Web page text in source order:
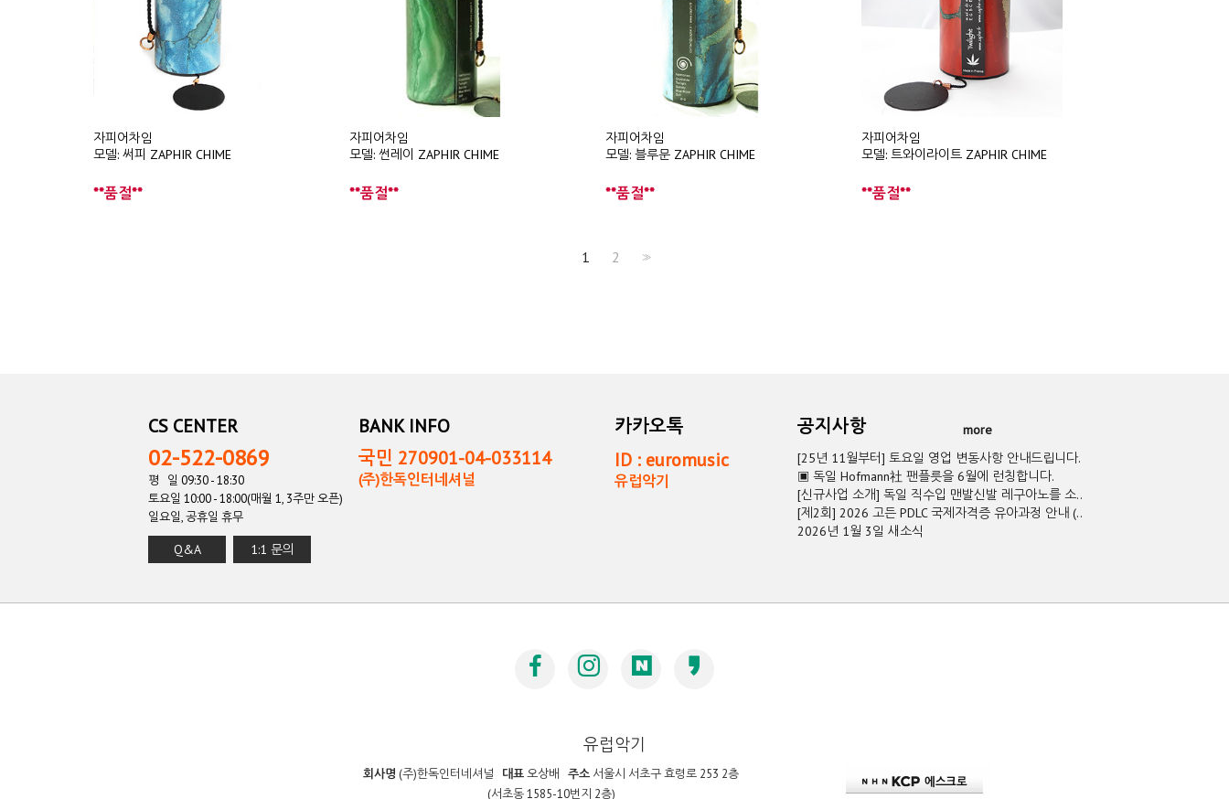
자피어차임
모델: 써피 ZAPHIR CHIME
**품절**
자피어차임
모델: 썬레이 ZAPHIR CHIME
**품절**
자피어차임
모델: 블루문 ZAPHIR CHIME
**품절**
자피어차임
모델: 트와이라이트 ZAPHIR CHIME
**품절**
1 2 >>
CS CENTER
02-522-0869
평 일 09:30 - 18:30
토요일 10:00 - 18:00(매월 1, 3주만 오픈)
일요일, 공휴일 휴무
Q&A 1:1 문의
BANK INFO
국민 270901-04-033114
(주)한독인터네셔널
카카오톡
ID : euromusic
유럽악기
공지사항
more
[25년 11월부터] 토요일 영업 변동사항 안내드립니다.
▣ 독일 Hofmann社 팬플릇을 6월에 런칭합니다.
[신규사업 소개] 독일 직수입 맨발신발 레구아노를 소..
[제2회] 2026 고든 PDLC 국제자격증 유아과정 안내 (..
2026년 1월 3일 새소식
유럽악기
회사명 (주)한독인터네셔널 대표오상배 주소 서울시 서초구 효령로 253 2층
(서초동 1585-10번지 2층)